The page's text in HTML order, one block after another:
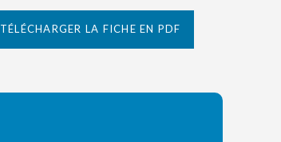
TÉLÉCHARGER LA FICHE EN PDF